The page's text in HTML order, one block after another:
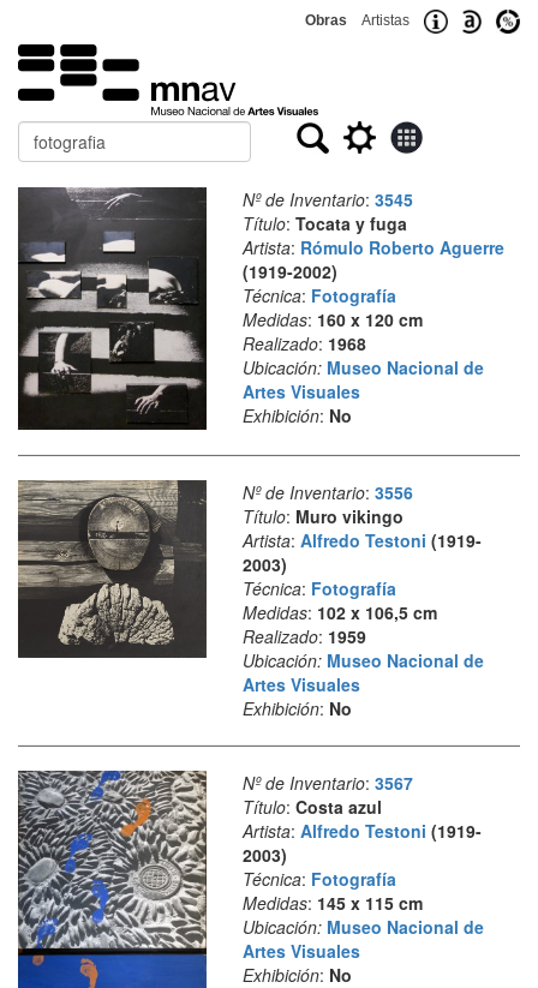
Obras Artistas
Buscar
Nº de Inventario: 3545
Título: Tocata y fuga
Artista: Rómulo Roberto Aguerre
(1919-2002)
Técnica: Fotografía
Medidas: 160 x 120 cm
Realizado: 1968
Ubicación: Museo Nacional de
Artes Visuales
Exhibición: No
Nº de Inventario: 3556
Título: Muro vikingo
Artista: Alfredo Testoni (1919-
2003)
Técnica: Fotografía
Medidas: 102 x 106,5 cm
Realizado: 1959
Ubicación: Museo Nacional de
Artes Visuales
Exhibición: No
Nº de Inventario: 3567
Título: Costa azul
Artista: Alfredo Testoni (1919-
2003)
Técnica: Fotografía
Medidas: 145 x 115 cm
Ubicación: Museo Nacional de
Artes Visuales
Exhibición: No